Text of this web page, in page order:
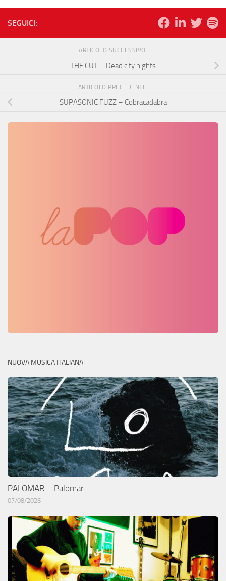
SEGUICI:
ARTICOLO SUCCESSIVO
THE CUT – Dead city nights
ARTICOLO PRECEDENTE
SUPASONIC FUZZ – Cobracadabra
NUOVA MUSICA ITALIANA
PALOMAR – Palomar
07/08/2026